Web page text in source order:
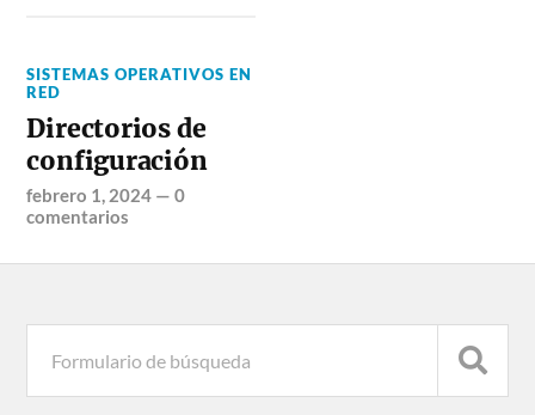
SISTEMAS OPERATIVOS EN
RED
Directorios de
configuración
febrero 1, 2024 —0
comentarios